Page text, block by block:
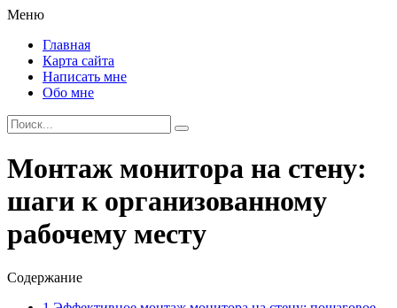
Меню
Главная
Карта сайта
Написать мне
Обо мне
Монтаж монитора на стену:
шаги к организованному
рабочему месту
Содержание